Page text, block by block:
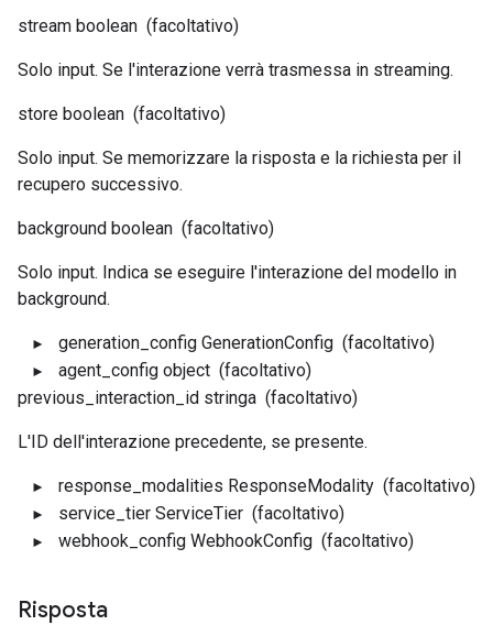
stream boolean (facoltativo)
Solo input. Se l'interazione verrà trasmessa in streaming.
store boolean (facoltativo)
Solo input. Se memorizzare la risposta e la richiesta per il
recupero successivo.
background boolean (facoltativo)
Solo input. Indica se eseguire l'interazione del modello in
background.
generation_config GenerationConfig (facoltativo)
agent_config object (facoltativo)
previous_interaction_id stringa (facoltativo)
L'ID dell'interazione precedente, se presente.
response_modalities ResponseModality (facoltativo)
service_tier ServiceTier (facoltativo)
webhook_config WebhookConfig (facoltativo)
Risposta